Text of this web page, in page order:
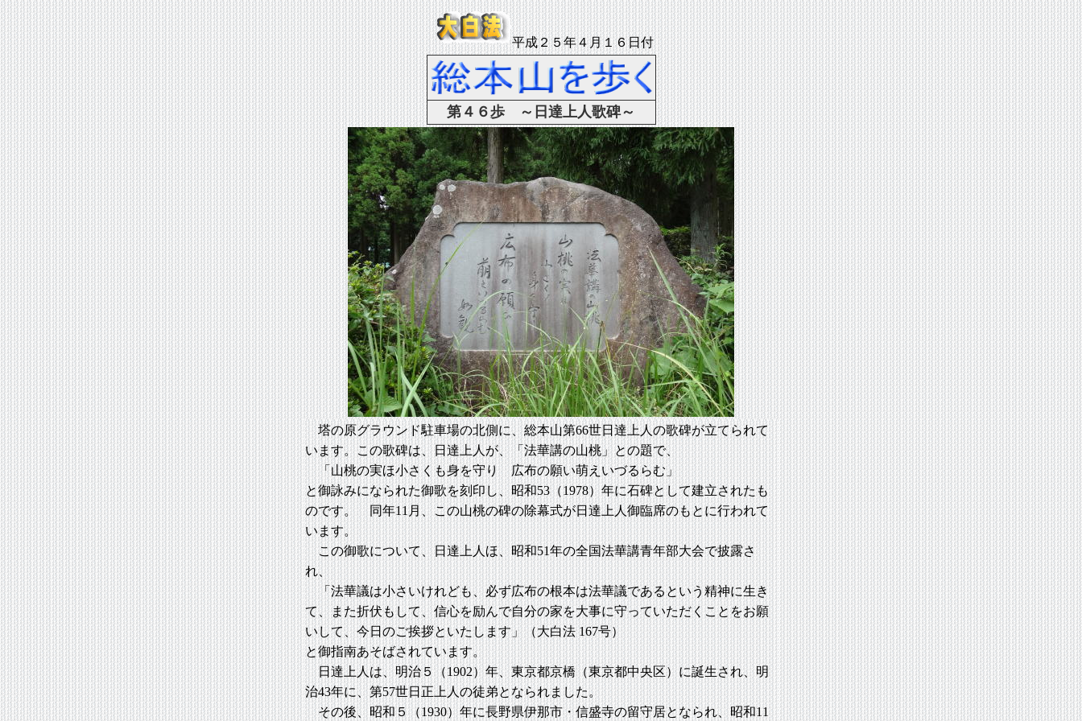
平成２５年４月１６日付
第４６歩 ～日達上人歌碑～
塔の原グラウンド駐車場の北側に、総本山第66世日達上人の歌碑が立てられて
います。この歌碑は、日達上人が、「法華講の山桃」との題で、
「山桃の実ほ小さくも身を守り 広布の願い萌えいづるらむ」
と御詠みになられた御歌を刻印し、昭和53（1978）年に石碑として建立されたも
のです。 同年11月、この山桃の碑の除幕式が日達上人御臨席のもとに行われて
います。
この御歌について、日達上人ほ、昭和51年の全国法華講青年部大会で披露さ
れ、
「法華議は小さいけれども、必ず広布の根本は法華議であるという精神に生き
て、また折伏もして、信心を励んで自分の家を大事に守っていただくことをお願
いして、今日のご挨拶といたします」（大白法 167号）
と御指南あそばされています。
日達上人は、明治５（1902）年、東京都京橋（東京都中央区）に誕生され、明
治43年に、第57世日正上人の徒弟となられました。
その後、昭和５（1930）年に長野県伊那市・信盛寺の留守居となられ、昭和11